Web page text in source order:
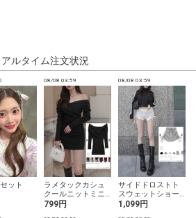
アルタイム注文状況
ット
08/08 03:59
ラメタックカシュ
クールニットミニ
ワンピース
799円
08/08 03:59
サイドドロストト
スウェットショー
トパンツ
1,099円